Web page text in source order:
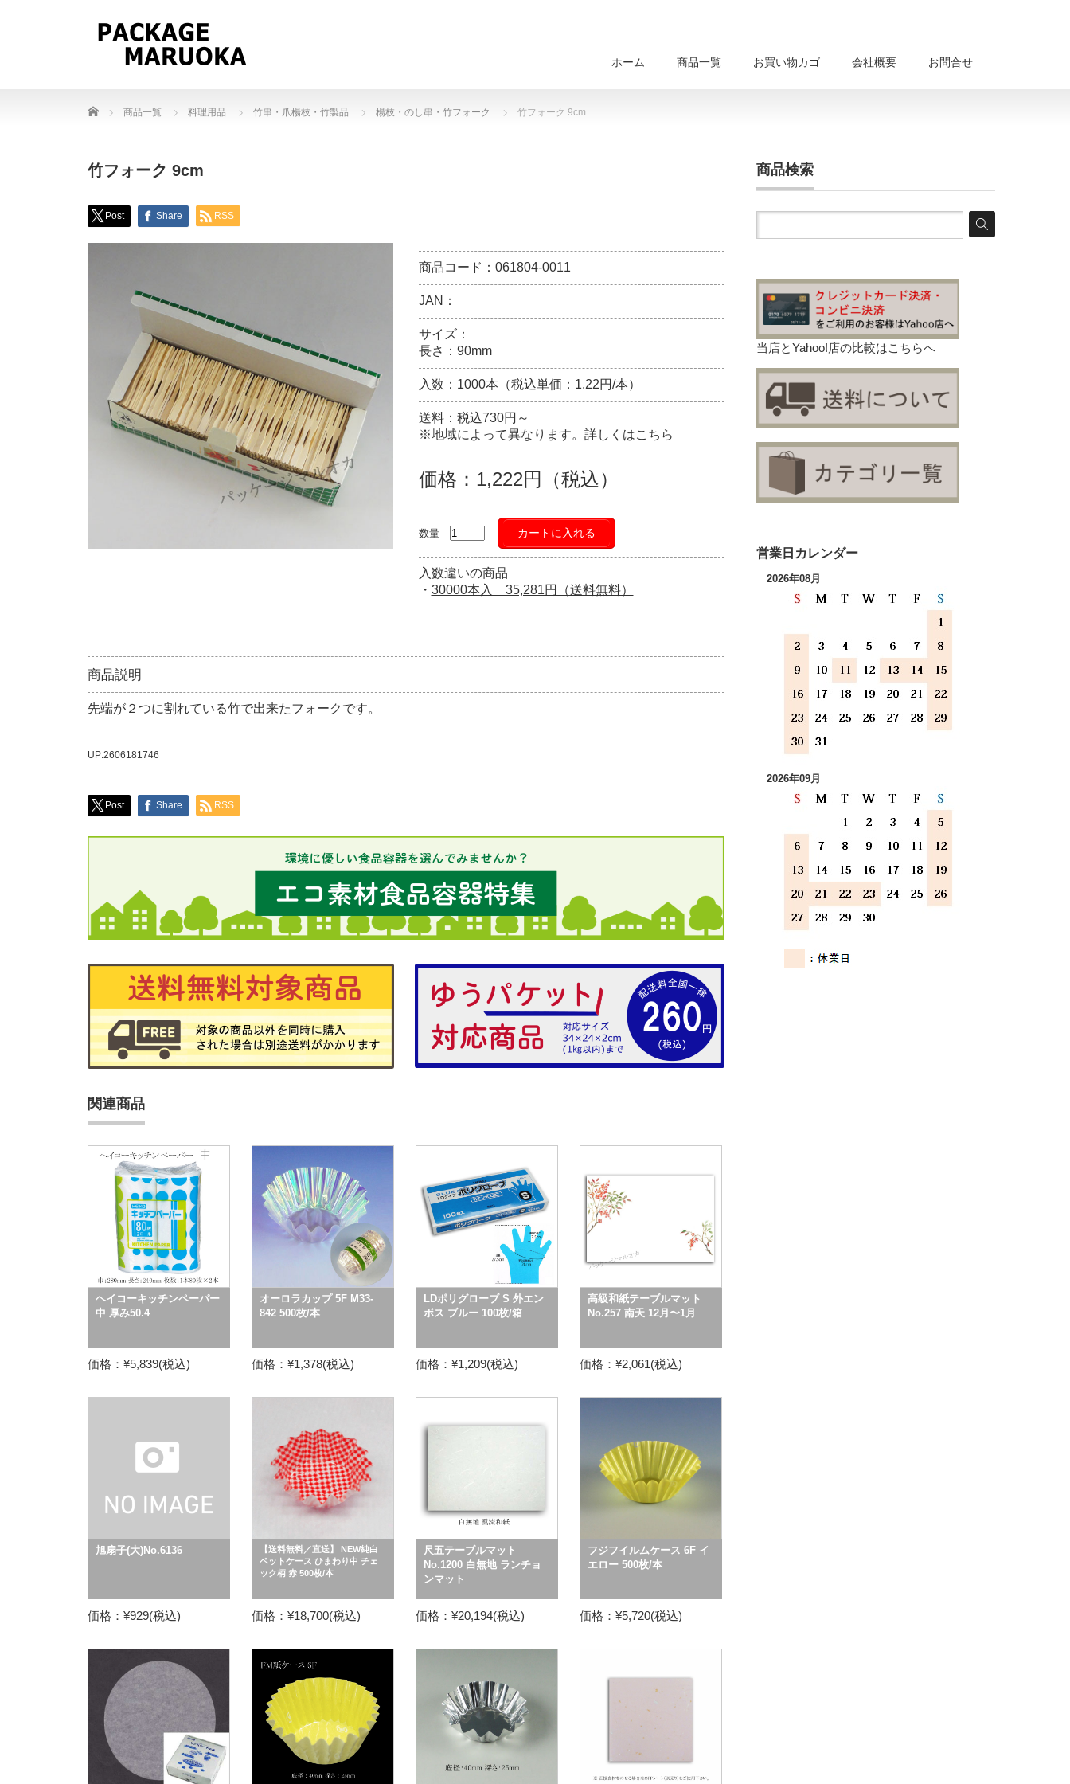
ホーム 商品一覧 お買い物カゴ 会社概要 お問合せ
Home 商品一覧 料理用品 竹串・爪楊枝・竹製品 楊枝・のし串・竹フォーク 竹フォーク 9cm
竹フォーク 9cm
Post Share RSS
商品コード：061804-0011
JAN：
サイズ：
長さ：90mm
入数：1000本（税込単価：1.22円/本）
送料：税込730円～
※地域によって異なります。詳しくはこちら
価格：1,222円（税込）
数量 カートに入れる
入数違いの商品
・ 30000本入 35,281円（送料無料）
商品説明
先端が２つに割れている竹で出来たフォークです。
UP:2606181746
Post Share RSS
関連商品
ヘイコーキッチンペーパー
中 厚み50.4
価格：¥5,839(税込)
オーロラカップ 5F M33-
842 500枚/本
価格：¥1,378(税込)
LDポリグローブ S 外エン
ボス ブルー 100枚/箱
価格：¥1,209(税込)
高級和紙テーブルマット
No.257 南天 12月〜1月
価格：¥2,061(税込)
旭扇子(大)No.6136
価格：¥929(税込)
【送料無料／直送】 NEW純白
ペットケース ひまわり中 チェ
ック柄 赤 500枚/本
価格：¥18,700(税込)
尺五テーブルマット
No.1200 白無地 ランチョ
ンマット
価格：¥20,194(税込)
フジフイルムケース 6F イ
エロー 500枚/本
価格：¥5,720(税込)
商品検索
当店とYahoo!店の比較はこちらへ
営業日カレンダー
2026年08月
2026年09月